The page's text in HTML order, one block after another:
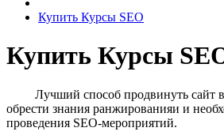
Купить Курсы SEO
Купить Курсы
Лучший способ продвинуть сайт в
обрести знания ранжированияи и
проведения SEO-мероприятий.